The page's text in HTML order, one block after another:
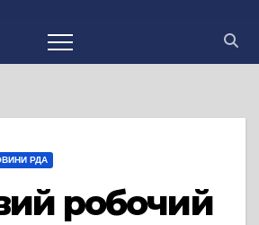
РДА
робочий